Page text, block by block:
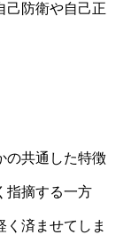
己防衛や自己正
の共通した特徴
指摘する一方
く済ませてしま